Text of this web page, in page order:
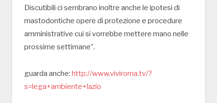
Discutibili ci sembrano inoltre anche le ipotesi di
mastodontiche opere di protezione e procedure
amministrative cui si vorrebbe mettere mano nelle
prossime settimane”.
guarda anche: http://www.viviroma.tv/?
s=lega+ambiente+lazio